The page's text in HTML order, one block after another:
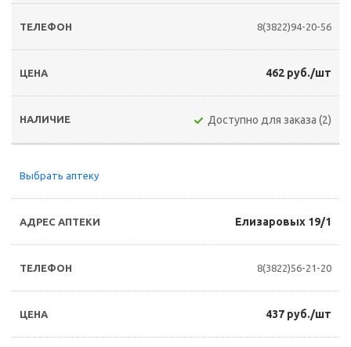
8(3822)94-20-56
462 руб./шт
Доступно для заказа (2)
Выбрать аптеку
Елизаровых 19/1
8(3822)56-21-20
437 руб./шт